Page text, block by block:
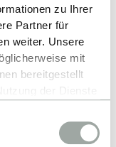
zu Ihrer
Partner für
weiter. Unsere
mit
bereitgestellt